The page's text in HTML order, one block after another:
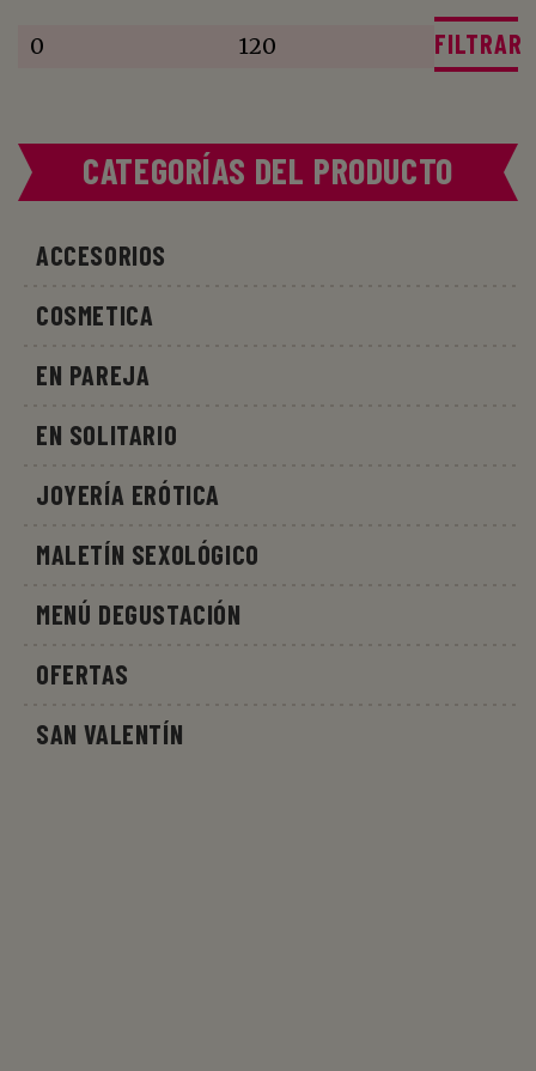
mínimo
máximo
FILTRAR
CATEGORÍAS DEL PRODUCTO
ACCESORIOS
COSMETICA
EN PAREJA
EN SOLITARIO
JOYERÍA ERÓTICA
MALETÍN SEXOLÓGICO
MENÚ DEGUSTACIÓN
OFERTAS
SAN VALENTÍN